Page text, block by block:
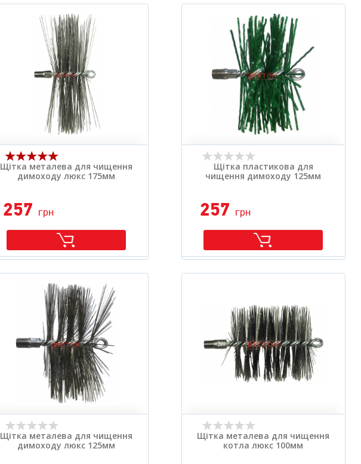
Щітка металева для чищення
димоходу люкс 175мм
257 грн
Щітка пластикова для
чищення димоходу 125мм
257 грн
Щітка металева для чищення
димоходу люкс 125мм
Щітка металева для чищення
котла люкс 100мм